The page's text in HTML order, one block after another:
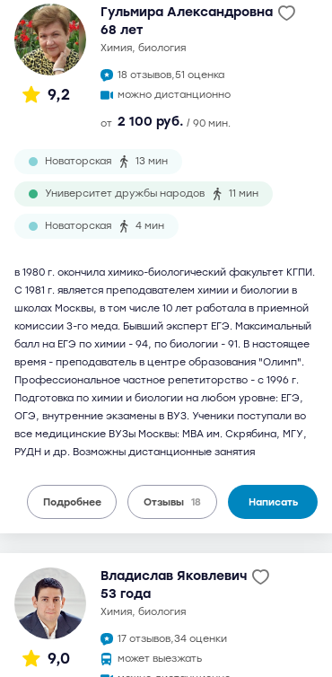
9,2
Гульмира Александровна
68 лет
химия, биология
18 отзывов,51 оценка
можно дистанционно
от 2 100 руб. / 90 мин.
Новаторская 13 мин
Университет дружбы народов 11 мин
Новаторская 4 мин
в 1980 г. окончила химико-биологический факультет КГПИ.
С 1981 г. является преподавателем химии и биологии в
школах Москвы, в том числе 10 лет работала в приемной
комиссии 3-го меда. Бывший эксперт ЕГЭ. Максимальный
балл на ЕГЭ по химии - 94, по биологии - 91. В настоящее
время - преподаватель в центре образования "Олимп".
Профессиональное частное репетиторство - c 1996 г.
Подготовка по химии и биологии на любом уровне: ЕГЭ,
ОГЭ, внутренние экзамены в ВУЗ. Ученики поступали во
все медицинские ВУЗы Москвы: МВА им. Скрябина, МГУ,
РУДН и др. Возможны дистанционные занятия
Подробнее Отзывы 18 Написать
9,0
Владислав Яковлевич
53 года
химия, биология
17 отзывов,34 оценки
может выезжать